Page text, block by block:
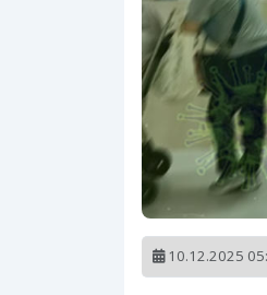
10.12.2025